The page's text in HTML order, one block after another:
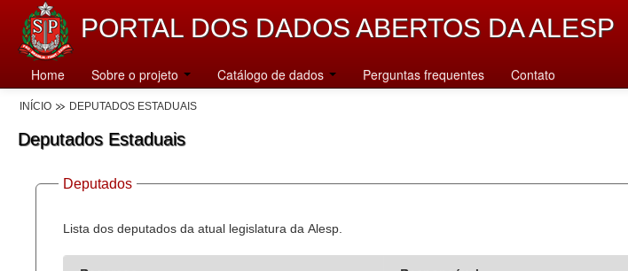
PORTAL DOS DADOS ABERTOS DA ALESP
Home Sobre o projeto Catálogo de dados Perguntas frequentes Contato
INÍCIO DEPUTADOS ESTADUAIS
Deputados Estaduais
Deputados
Lista dos deputados da atual legislatura da Alesp.